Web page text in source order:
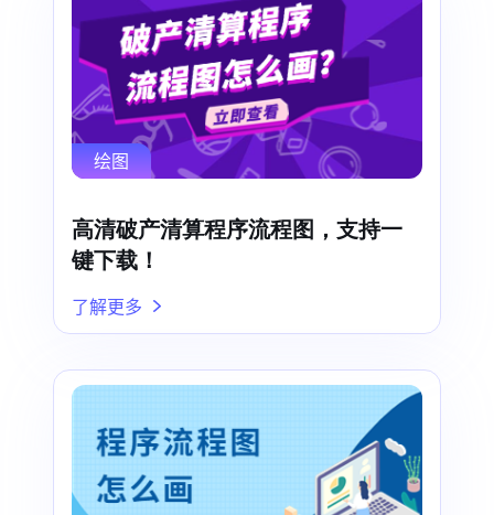
绘图
高清破产清算程序流程图，支持一
键下载！
了解更多